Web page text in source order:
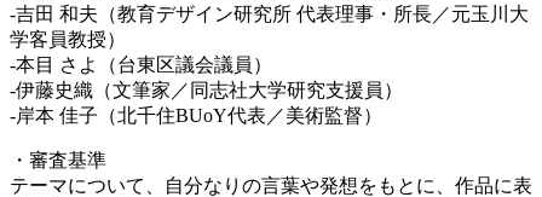
-吉田 和夫（教育デザイン研究所 代表理事・所長／元玉川大
学客員教授）
-本目 さよ（台東区議会議員）
-伊藤史織（文筆家／同志社大学研究支援員）
-岸本 佳子（北千住BUoY代表／美術監督）
・審査基準
テーマについて、自分なりの言葉や発想をもとに、作品に表